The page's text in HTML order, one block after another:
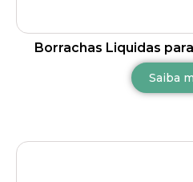
Borrachas Liquidas
Saiba